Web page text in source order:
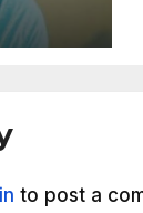
to post a